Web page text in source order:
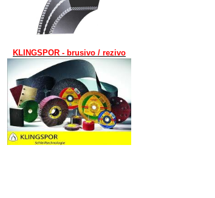
KLINGSPOR - brusivo / rezivo